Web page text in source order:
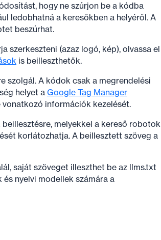
hogy ne szúrjon be a kódba
ledobhatná a keresőkben a helyéről. A
beszúrhat.
szerkeszteni (azaz logó, kép), olvassa el
is beilleszthetők.
szolgál. A kódok csak a megrendelési
helyet aGoogle Tag Manager
vonatkozó információk kezelését.
melyekkel a kereső robotok
korlátozhatja. A beillesztett szöveg a
saját szöveget illeszthet be az llms.txt
nyelvi modellek számára a